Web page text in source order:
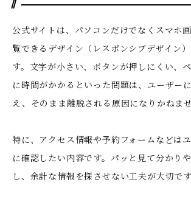
公式サイトは、パソコンだけでなくスマホ
覧できるデザイン（レスポンシブデザイン
す。文字が小さい、ボタンが押しにくい、
に時間がかかるといった問題は、ユーザー
え、そのまま離脱される原因になりかねませ
特に、アクセス情報や予約フォームなどは
に確認したい内容です。パッと見て分かり
し、余計な情報を探させない工夫が大切です